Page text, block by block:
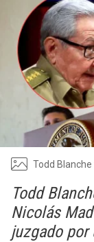
Todd Blanche
Todd
Nicolás
juzgado por